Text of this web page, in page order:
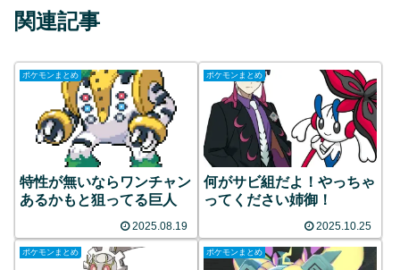
関連記事
ポケモンまとめ
特性が無いならワンチャン
あるかもと狙ってる巨人
2025.08.19
ポケモンまとめ
何がサビ組だよ！やっちゃ
ってください姉御！
2025.10.25
ポケモンまとめ ポケモンまとめ